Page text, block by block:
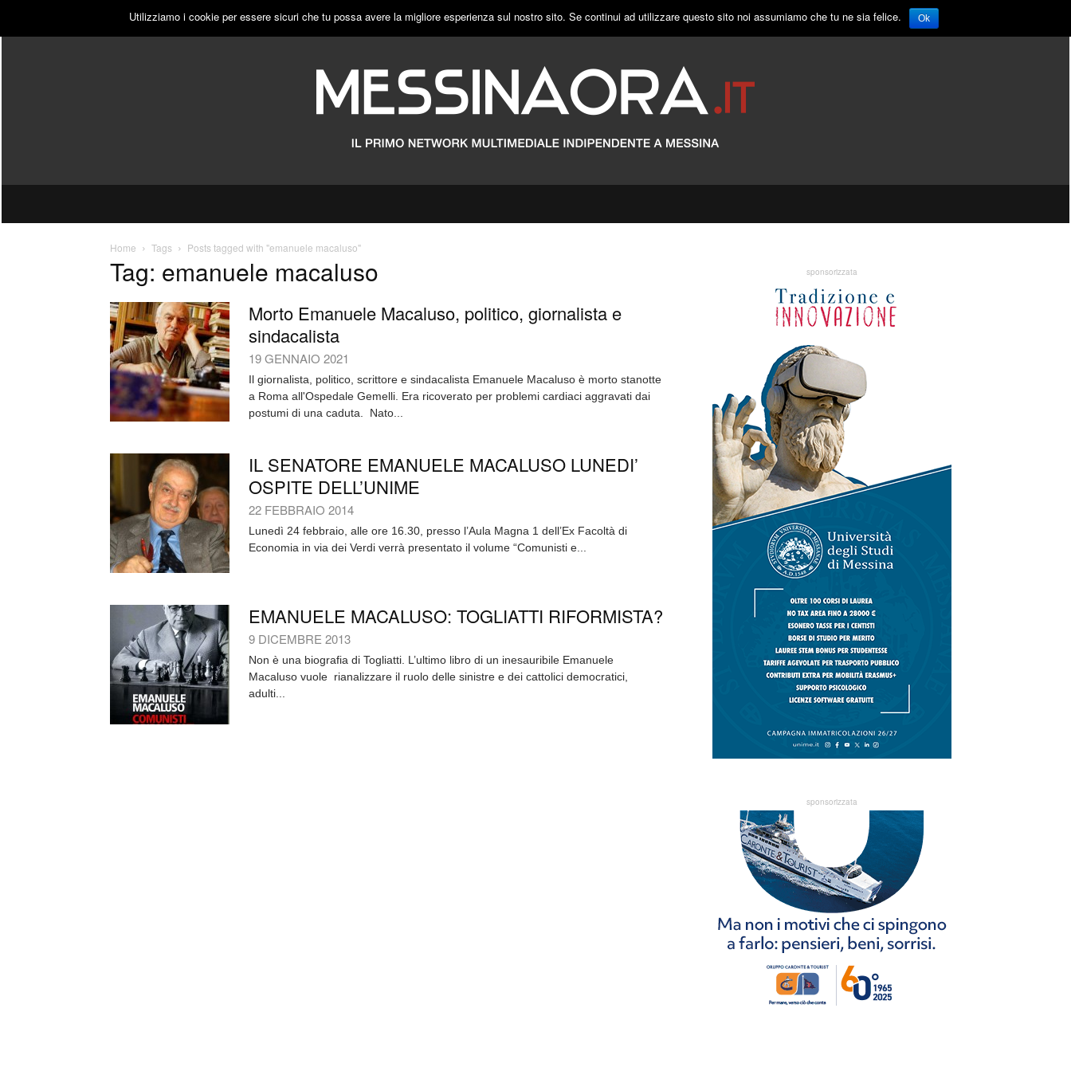
GIOVEDÌ, 6 AGOSTO 2026 PUBBLICITÀ
Home Tags Posts tagged with "emanuele macaluso"
Tag: emanuele macaluso
Morto Emanuele Macaluso, politico, giornalista e
sindacalista
19 GENNAIO 2021
Il giornalista, politico, scrittore e sindacalista Emanuele Macaluso è morto stanotte
a Roma all'Ospedale Gemelli. Era ricoverato per problemi cardiaci aggravati dai
postumi di una caduta. Nato...
IL SENATORE EMANUELE MACALUSO LUNEDI’
OSPITE DELL’UNIME
22 FEBBRAIO 2014
Lunedì 24 febbraio, alle ore 16.30, presso l’Aula Magna 1 dell’Ex Facoltà di
Economia in via dei Verdi verrà presentato il volume “Comunisti e...
EMANUELE MACALUSO: TOGLIATTI RIFORMISTA?
9 DICEMBRE 2013
Non è una biografia di Togliatti. L’ultimo libro di un inesauribile Emanuele
Macaluso vuole rianalizzare il ruolo delle sinistre e dei cattolici democratici,
adulti...
sponsorizzata
sponsorizzata
Utilizziamo i cookie per essere sicuri che tu possa avere la migliore esperienza sul nostro sito. Se continui ad utilizzare questo sito noi assumiamo che tu ne sia felice. Ok